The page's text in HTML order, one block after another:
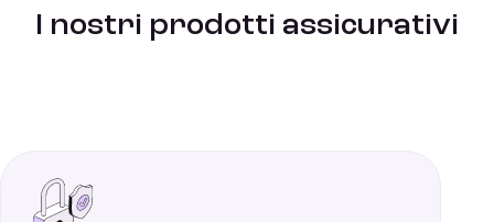
I nostri prodotti assicurativi